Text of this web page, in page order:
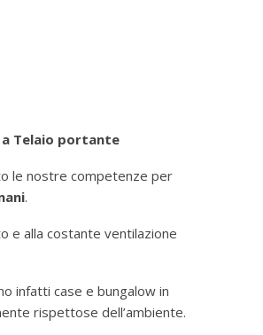
a Telaio portante
le nostre competenze per
.
e alla costante ventilazione
infatti case e bungalow in
rispettose dell’ambiente.